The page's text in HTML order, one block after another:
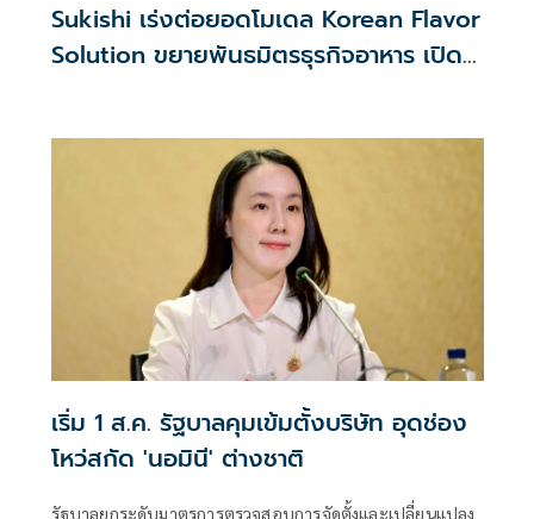
Sukishi เร่งต่อยอดโมเดล Korean Flavor
Solution ขยายพันธมิตรธุรกิจอาหาร เปิด
เริ่ม 1 ส.ค. รัฐบาลคุมเข้มตั้งบริษัท อุดช่อง
โหว่สกัด 'นอมินี' ต่างชาติ
รัฐบาลยกระดับมาตรการตรวจสอบการจัดตั้งและเปลี่ยนแปลง